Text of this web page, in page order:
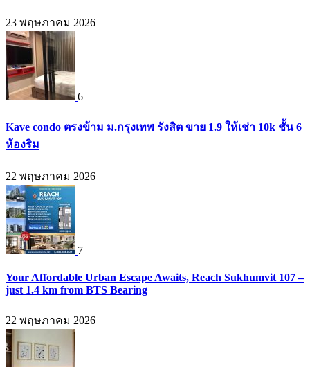
23 พฤษภาคม 2026
6
Kave condo ตรงข้าม ม.กรุงเทพ รังสิต ขาย 1.9 ให้เช่า 10k ชั้น 6
ห้องริม
22 พฤษภาคม 2026
7
Your Affordable Urban Escape Awaits, Reach Sukhumvit 107 –
just 1.4 km from BTS Bearing
22 พฤษภาคม 2026